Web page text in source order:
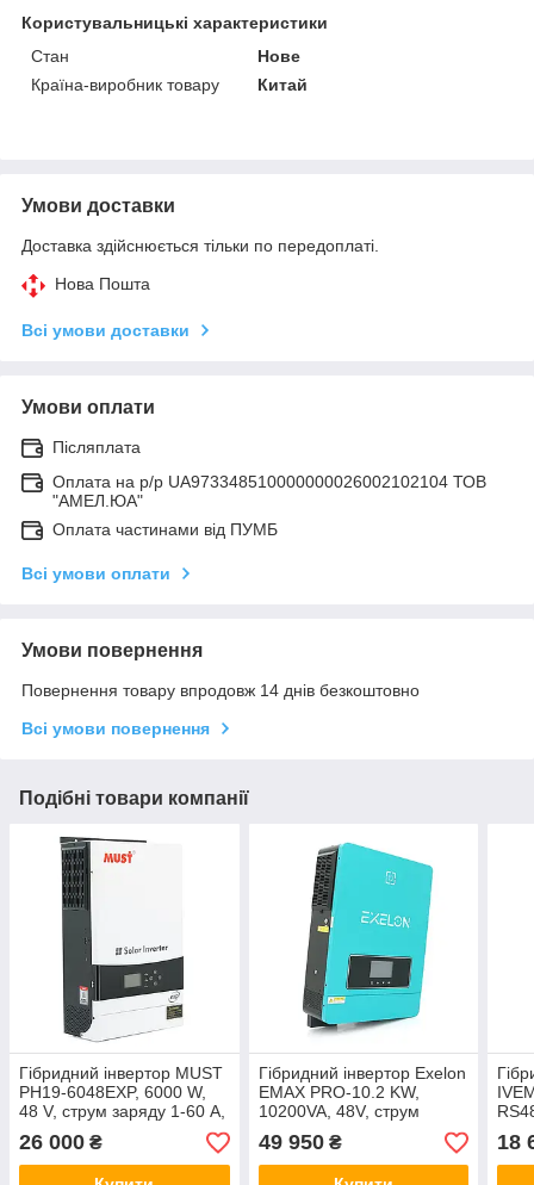
Користувальницькі характеристики
Стан
Нове
Країна-виробник товару
Китай
Умови доставки
Доставка здійснюється тільки по передоплаті.
Нова Пошта
Всі умови доставки
Умови оплати
Післяплата
Оплата на р/р UA973348510000000026002102104 ТОВ
"АМЕЛ.ЮА"
Оплата частинами від ПУМБ
Всі умови оплати
Умови повернення
Повернення товару впродовж 14 днів безкоштовно
Всі умови повернення
Подібні товари компанії
Гібридний інвертор MUST
PH19-6048EXP, 6000 W,
48 V, струм заряду 1-60 А,
160-275V, MPPT (80А, 450
Vdc), 490х300х150
26 000 ₴
Гібридний інвертор Exelon
EMAX PRO-10.2 KW,
10200VA, 48V, струм
заряду 0-160A, MPPT (90-
450VDC, 2/18A),
49 950₴ 18